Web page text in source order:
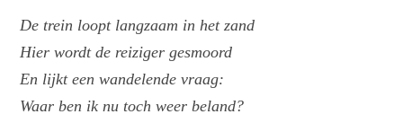
De trein loopt langzaam in het zand
Hier wordt de reiziger gesmoord
En lijkt een wandelende vraag:
Waar ben ik nu toch weer beland?